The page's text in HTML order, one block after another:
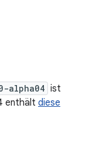
ist
enthält diese